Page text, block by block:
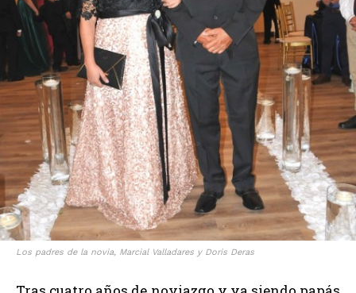
Los padres de la novia, Marcial Valladares y Doris Deras